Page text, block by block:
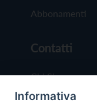
Abbonamenti
Contatti
Chi Siamo
Redazione
Informativa